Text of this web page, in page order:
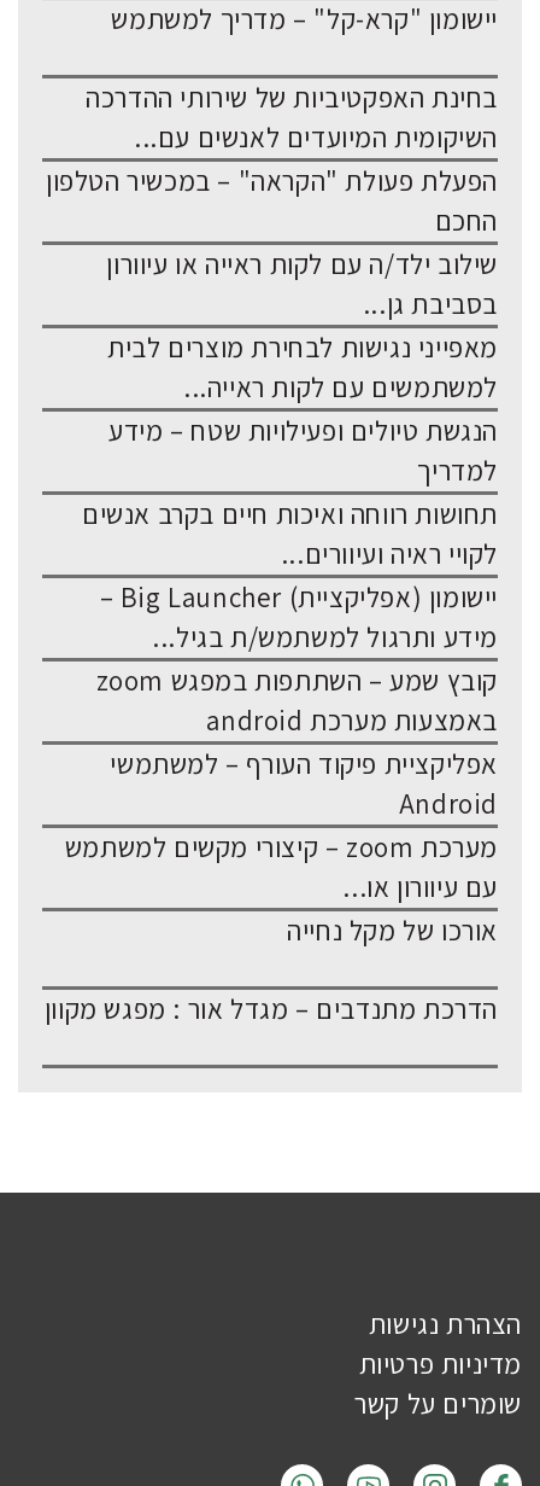
יישומון "קרא-קל" – מדריך למשתמש
בחינת האפקטיביות של שירותי ההדרכה
השיקומית המיועדים לאנשים עם...
הפעלת פעולת "הקראה" – במכשיר הטלפון
החכם
שילוב ילד/ה עם לקות ראייה או עיוורון
בסביבת גן...
מאפייני נגישות לבחירת מוצרים לבית
למשתמשים עם לקות ראייה...
הנגשת טיולים ופעילויות שטח – מידע
למדריך
תחושות רווחה ואיכות חיים בקרב אנשים
לקויי ראיה ועיוורים...
יישומון (אפליקציית) Big Launcher –
מידע ותרגול למשתמש/ת בגיל...
קובץ שמע – השתתפות במפגש zoom
באמצעות מערכת android
אפליקציית פיקוד העורף – למשתמשי
Android
מערכת zoom – קיצורי מקשים למשתמש
עם עיוורון או...
אורכו של מקל נחייה
הדרכת מתנדבים – מגדל אור : מפגש מקוון
הצהרת נגישות
מדיניות פרטיות
שומרים על קשר